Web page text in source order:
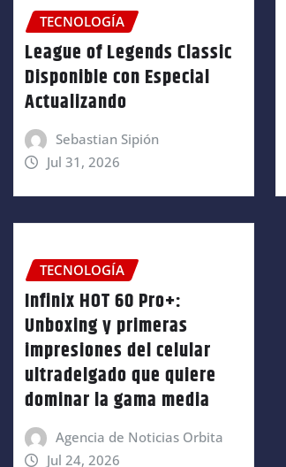
TECNOLOGÍA
League of Legends Classic
Disponible con Especial
Actualizando
Sebastian Sipión
Jul 31, 2026
TECNOLOGÍA
Infinix HOT 60 Pro+:
Unboxing y primeras
impresiones del celular
ultradelgado que quiere
dominar la gama media
Agencia de Noticias Orbita
Jul 24, 2026